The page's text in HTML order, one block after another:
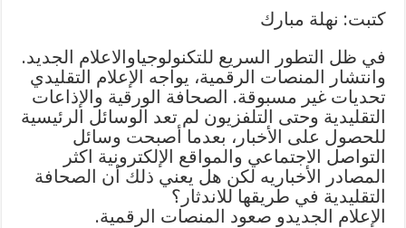
كتبت: نهلة مبارك
في ظل التطور السريع للتكنولوجياوالاعلام الجديد.
وانتشار المنصات الرقمية، يواجه الإعلام التقليدي
تحديات غير مسبوقة. الصحافة الورقية والإذاعات
التقليدية وحتى التلفزيون لم تعد الوسائل الرئيسية
للحصول على الأخبار، بعدما أصبحت وسائل
التواصل الاجتماعي والمواقع الإلكترونية اكثر
المصادر الأخباريه لكن هل يعني ذلك أن الصحافة
التقليدية في طريقها للاندثار؟
الإعلام الجديدو صعود المنصات الرقمية.